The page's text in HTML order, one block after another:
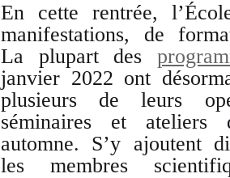
En cette rentrée,
manifestations, de
La plupart des
janvier 2022 ont
plusieurs de leurs
séminaires et
automne. S’y ajoutent
les membres